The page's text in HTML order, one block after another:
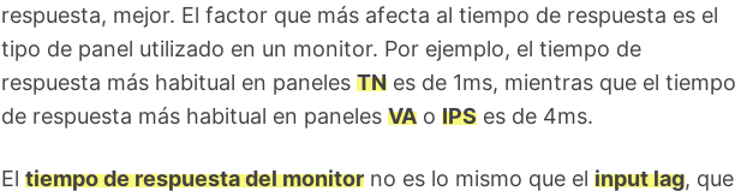
respuesta, mejor. El factor que más afecta al tiempo de respuesta es el
tipo de panel utilizado en un monitor. Por ejemplo, el tiempo de
respuesta más habitual en paneles TNes de 1ms, mientras que el tiempo
de respuesta más habitual en paneles VAo IPSes de 4ms.
El tiempo de respuesta del monitorno es lo mismo que el input lag, que